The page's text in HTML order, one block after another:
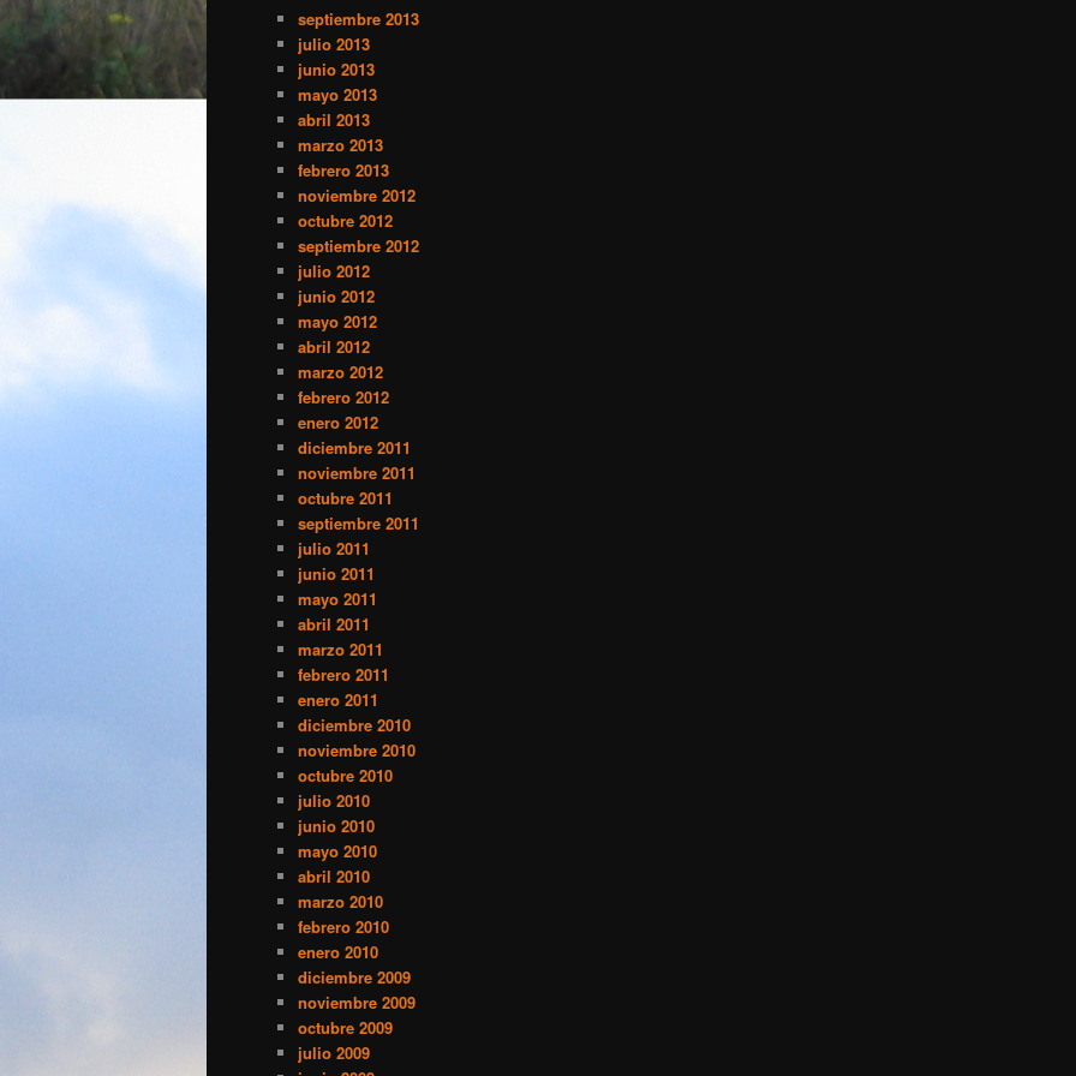
septiembre 2013
julio 2013
junio 2013
mayo 2013
abril 2013
marzo 2013
febrero 2013
noviembre 2012
octubre 2012
septiembre 2012
julio 2012
junio 2012
mayo 2012
abril 2012
marzo 2012
febrero 2012
enero 2012
diciembre 2011
noviembre 2011
octubre 2011
septiembre 2011
julio 2011
junio 2011
mayo 2011
abril 2011
marzo 2011
febrero 2011
enero 2011
diciembre 2010
noviembre 2010
octubre 2010
julio 2010
junio 2010
mayo 2010
abril 2010
marzo 2010
febrero 2010
enero 2010
diciembre 2009
noviembre 2009
octubre 2009
julio 2009